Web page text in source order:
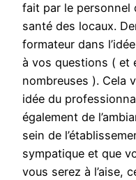
fait par le personnel
santé des locaux.
formateur dans
à vos questions ( et
nombreuses ). Cela
idée du
également de
sein de
sympatique et que
vous serez à l’aise,